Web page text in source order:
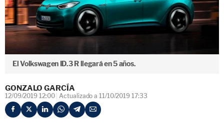
El Volkswagen ID.3 R llegará en 5 años.
GONZALO GARCÍA
12/09/2019 12:00 Actualizado a 11/10/2019 17:33